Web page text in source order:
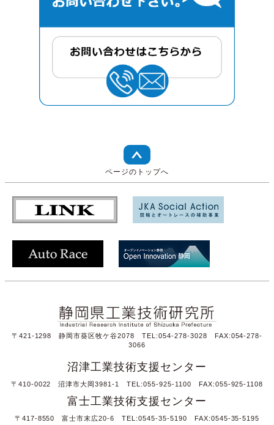
ページのトップへ
〒421-1298 静岡市葵区牧ケ谷2078 TEL:054-278-3028 FAX:054-278-
3066
沼津工業技術支援センター
〒410-0022 沼津市大岡3981-1 TEL:055-925-1100 FAX:055-925-1108
富士工業技術支援センター
〒417-8550 富士市末広20-6 TEL:0545-35-5190 FAX:0545-35-5195